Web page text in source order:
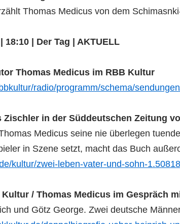
Thomas Medicus von dem
18:10 | Der Tag | AKTUELL
Thomas Medicus im RBB Kultur
radio/programm/schema/
Zischler in der Süddeutschen Zeitung
Medicus seine nie überlegen
in Szene setzt, macht das Buch
kultur/zwei-leben-vater-und-sohn-
/ Thomas Medicus im Gespräch
und Götz George. Zwei deutsche